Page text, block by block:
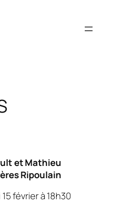
et Mathieu
Ripoulain
février à 18h30